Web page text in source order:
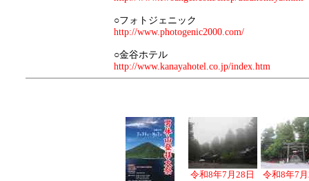
○フォトジェニック
http://www.photogenic2000.com/
○金谷ホテル
http://www.kanayahotel.co.jp/index.htm
令和8年7月28日
令和8年7